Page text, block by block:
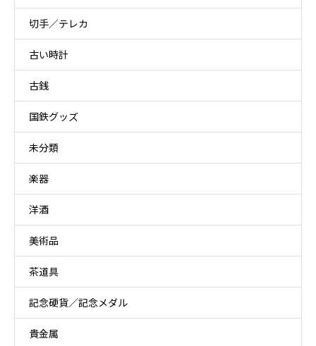
切手／テレカ
古い時計
古銭
国鉄グッズ
未分類
楽器
洋酒
美術品
茶道具
記念硬貨／記念メダル
貴金属